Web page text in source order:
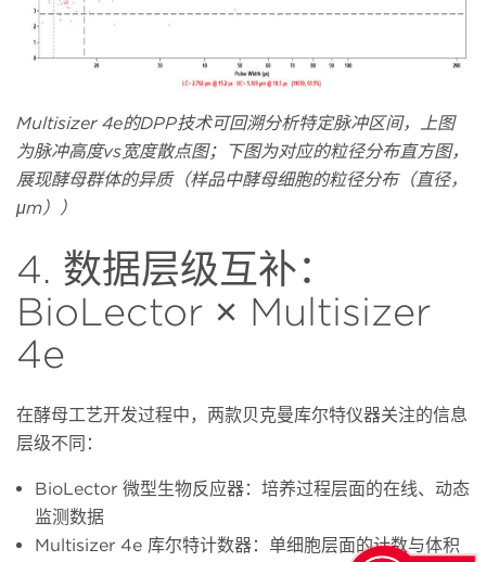
Multisizer 4e的DPP技术可回溯分析特定脉冲区间，上图
为脉冲高度vs宽度散点图；下图为对应的粒径分布直方图，
展现酵母群体的异质（样品中酵母细胞的粒径分布（直径，
μm））
4. 数据层级互补：
BioLector × Multisizer
4e
在酵母工艺开发过程中，两款贝克曼库尔特仪器关注的信息
层级不同：
BioLector 微型生物反应器：培养过程层面的在线、动态
监测数据
Multisizer 4e 库尔特计数器：单细胞层面的计数与体积